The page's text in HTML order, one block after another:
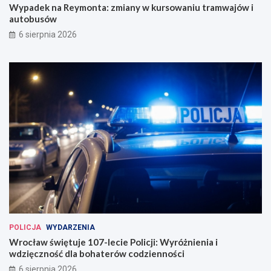
n
a
u
w
a
w
e
W
r
o
c
ł
w
i
u
w
i
a
u
w
Wypadek na Reymonta: zmiany w kursowaniu tramwajów i
autobusów
6 sierpnia 2026
POLICJA WYDARZENIA
Wrocław świętuje 107-lecie Policji: Wyróżnienia i
wdzięczność dla bohaterów codzienności